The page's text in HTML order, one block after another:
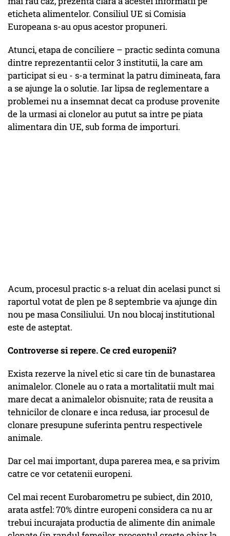
eticheta alimentelor. Consiliul UE si Comisia
Europeana s-au opus acestor propuneri.
Atunci, etapa de conciliere – practic sedinta comuna
dintre reprezentantii celor 3 institutii, la care am
participat si eu - s-a terminat la patru dimineata, fara
a se ajunge la o solutie. Iar lipsa de reglementare a
problemei nu a insemnat decat ca produse provenite
de la urmasi ai clonelor au putut sa intre pe piata
alimentara din UE, sub forma de importuri.
Acum, procesul practic s-a reluat din acelasi punct si
raportul votat de plen pe 8 septembrie va ajunge din
nou pe masa Consiliului. Un nou blocaj institutional
este de asteptat.
Controverse si repere. Ce cred europenii?
Exista rezerve la nivel etic si care tin de bunastarea
animalelor. Clonele au o rata a mortalitatii mult mai
mare decat a animalelor obisnuite; rata de reusita a
tehnicilor de clonare e inca redusa, iar procesul de
clonare presupune suferinta pentru respectivele
animale.
Dar cel mai important, dupa parerea mea, e sa privim
catre ce vor cetatenii europeni.
Cel mai recent Eurobarometru pe subiect, din 2010,
arata astfel: 70% dintre europeni considera ca nu ar
trebui incurajata productia de alimente din animale